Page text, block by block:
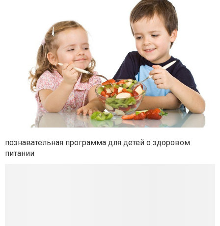
познавательная программа для детей о здоровом
питании